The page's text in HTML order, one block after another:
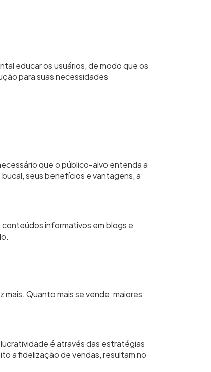
educar os usuários, de modo que os
para suas necessidades
que o público-alvo entenda a
seus benefícios e vantagens, a
informativos em blogs e
Quanto mais se vende, maiores
é através das estratégias
a fidelização de vendas, resultam no